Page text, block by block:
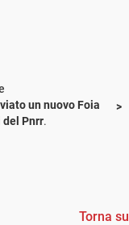
un nuovo Foia
Pnrr.
Torna su